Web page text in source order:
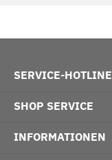
SERVICE-HOTLINE
SHOP SERVICE
INFORMATIONEN